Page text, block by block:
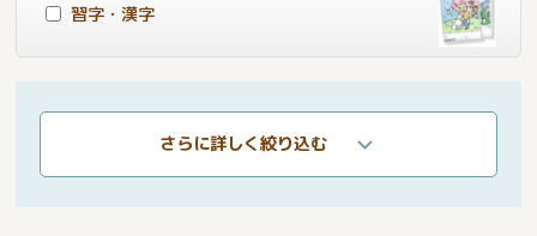
習字・漢字
さらに詳しく絞り込む